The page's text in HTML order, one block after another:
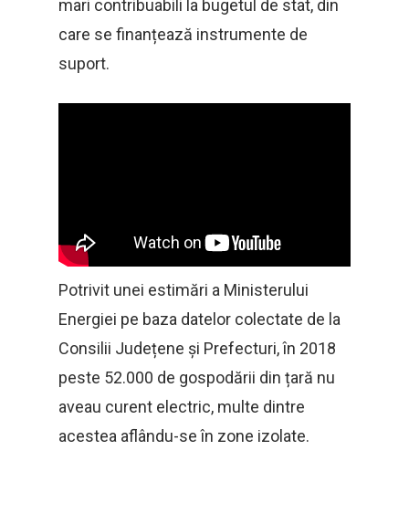
mari contribuabili la bugetul de stat, din
care se finanțează instrumente de
suport.
Potrivit unei estimări a Ministerului
Energiei pe baza datelor colectate de la
Consilii Județene și Prefecturi, în 2018
peste 52.000 de gospodării din țară nu
aveau curent electric, multe dintre
acestea aflându-se în zone izolate.